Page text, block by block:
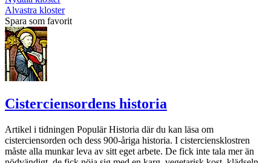
Alvastra kloster
Spara som favorit
Cisterciensordens historia
Artikel i tidningen Populär Historia där du kan läsa om
cisterciensorden och dess 900-åriga historia. I cisterciensklostren
måste alla munkar leva av sitt eget arbete. De fick inte tala mer än